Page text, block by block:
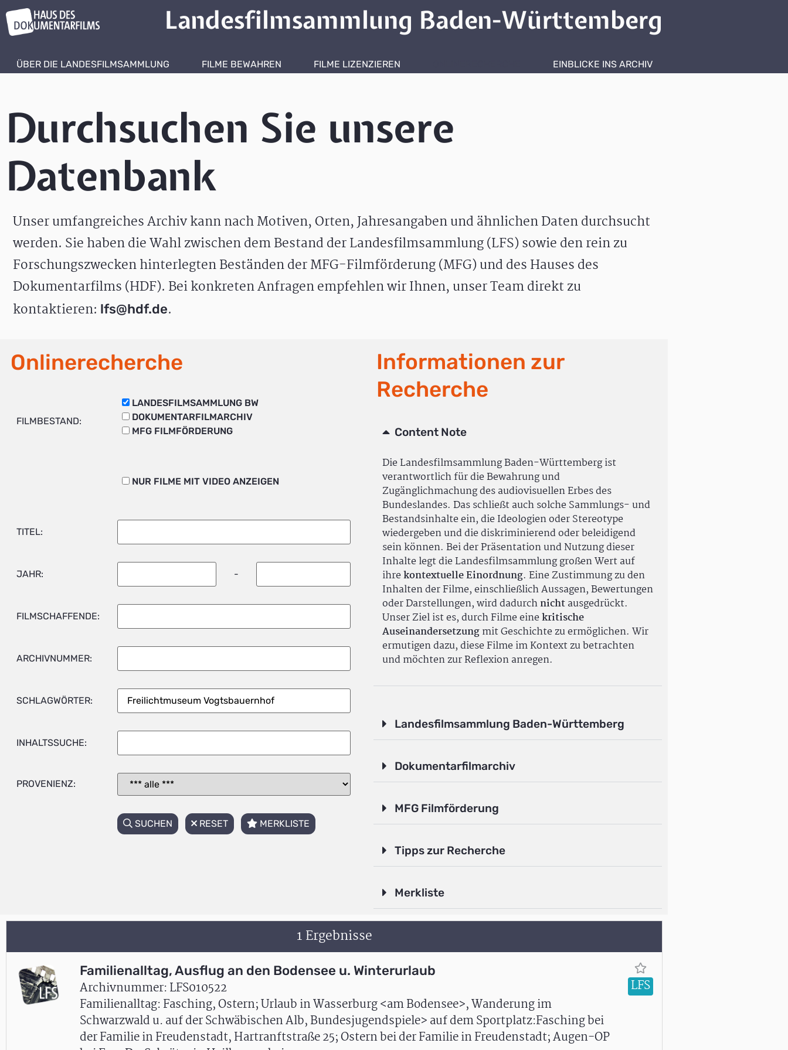
Landesfilmsammlung Baden-Württemberg
ÜBER DIE LANDESFILMSAMMLUNG FILME BEWAHREN FILME LIZENZIEREN EINBLICKE INS ARCHIV
Durchsuchen Sie unsere
Datenbank
Unser umfangreiches Archiv kann nach Motiven, Orten, Jahresangaben und ähnlichen Daten durchsucht
werden. Sie haben die Wahl zwischen dem Bestand der Landesfilmsammlung (LFS) sowie den rein zu
Forschungszwecken hinterlegten Beständen der MFG-Filmförderung (MFG) und des Hauses des
Dokumentarfilms (HDF). Bei konkreten Anfragen empfehlen wir Ihnen, unser Team direkt zu
kontaktieren: lfs@hdf.de.
Onlinerecherche
FILMBESTAND:
LANDESFILMSAMMLUNG BW
DOKUMENTARFILMARCHIV
MFG FILMFÖRDERUNG
NUR FILME MIT VIDEO ANZEIGEN
TITEL:
JAHR: -
FILMSCHAFFENDE:
ARCHIVNUMMER:
SCHLAGWÖRTER:
INHALTSSUCHE:
PROVENIENZ:
SUCHEN RESET MERKLISTE
Informationen zur
Recherche
Content Note
Die Landesfilmsammlung Baden-Württemberg ist
verantwortlich für die Bewahrung und
Zugänglichmachung des audiovisuellen Erbes des
Bundeslandes. Das schließt auch solche Sammlungs- und
Bestandsinhalte ein, die Ideologien oder Stereotype
wiedergeben und die diskriminierend oder beleidigend
sein können. Bei der Präsentation und Nutzung dieser
Inhalte legt die Landesfilmsammlung großen Wert auf
ihrekontextuelle Einordnung. Eine Zustimmung zu den
Inhalten der Filme, einschließlich Aussagen, Bewertungen
oder Darstellungen, wird dadurchnichtausgedrückt.
Unser Ziel ist es, durch Filme einekritische
Auseinandersetzungmit Geschichte zu ermöglichen. Wir
ermutigen dazu, diese Filme im Kontext zu betrachten
und möchten zur Reflexion anregen.
Landesfilmsammlung Baden-Württemberg
Dokumentarfilmarchiv
MFG Filmförderung
Tipps zur Recherche
Merkliste
1 Ergebnisse
Familienalltag, Ausflug an den Bodensee u. Winterurlaub
Archivnummer: LFS010522
Familienalltag: Fasching, Ostern; Urlaub in Wasserburg <am Bodensee>, Wanderung im
Schwarzwald u. auf der Schwäbischen Alb, Bundesjugendspiele> auf dem Sportplatz:Fasching bei
der Familie in Freudenstadt, Hartranftstraße 25; Ostern bei der Familie in Freudenstadt; Augen-OP
LFS